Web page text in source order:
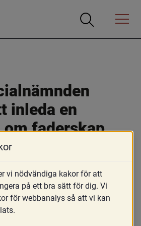
Öppna
Öppna
Menyn
inleda en
faderskap
socialnämnden skyldig att
vi nödvändiga kakor för att
på ett bra sätt för dig. Vi
för webbanalys så att vi kan